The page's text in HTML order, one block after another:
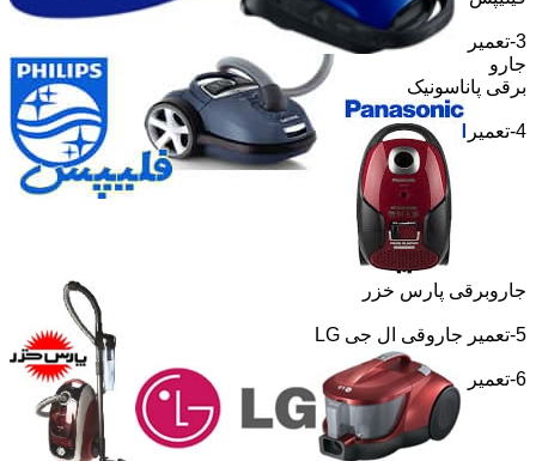
3-تعمیر
جارو
برقی پاناسونیک
4-تعمیر
جاروبرقی پارس خزر
5-تعمیر جاروقی ال جی LG
6-تعمیر